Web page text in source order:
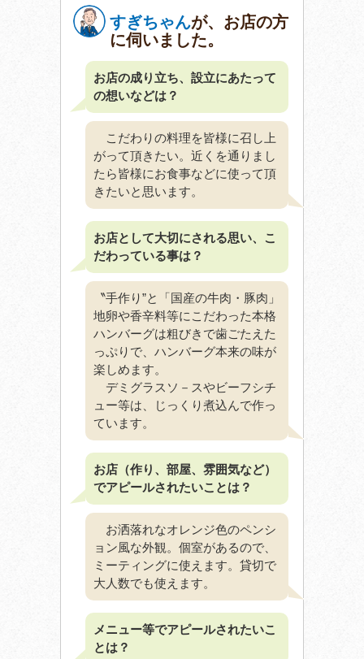
すぎちゃんが、お店の方
に伺いました。
お店の成り立ち、設立にあたって
の想いなどは？
こだわりの料理を皆様に召し上
がって頂きたい。近くを通りまし
たら皆様にお食事などに使って頂
きたいと思います。
お店として大切にされる思い、こ
だわっている事は？
〝手作り”と「国産の牛肉・豚肉」
地卵や香辛料等にこだわった本格
ハンバーグは粗びきで歯ごたえた
っぷりで、ハンバーグ本来の味が
楽しめます。
デミグラスソ－スやビーフシチ
ュー等は、じっくり煮込んで作っ
ています。
お店（作り、部屋、雰囲気など）
でアピールされたいことは？
お洒落れなオレンジ色のペンシ
ョン風な外観。個室があるので、
ミーティングに使えます。貸切で
大人数でも使えます。
メニュー等でアピールされたいこ
とは？